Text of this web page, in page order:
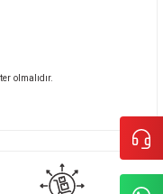
olmalıdır.